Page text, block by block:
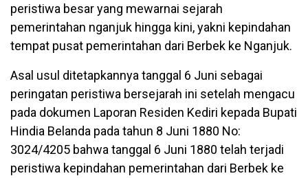
peristiwa besar yang mewarnai sejarah
pemerintahan nganjuk hingga kini, yakni kepindahan
tempat pusat pemerintahan dari Berbek ke Nganjuk.
Asal usul ditetapkannya tanggal 6 Juni sebagai
peringatan peristiwa bersejarah ini setelah mengacu
pada dokumen Laporan Residen Kediri kepada Bupati
Hindia Belanda pada tahun 8 Juni 1880 No:
3024/4205 bahwa tanggal 6 Juni 1880 telah terjadi
peristiwa kepindahan pemerintahan dari Berbek ke